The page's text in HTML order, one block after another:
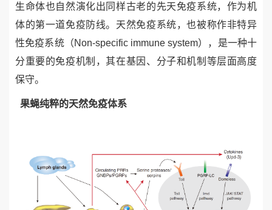
生命体也自然演化出同样古老的先天免疫系统，作为机
体的第一道免疫防线。天然免疫系统，也被称作非特异
性免疫系统（Non-specific immune system），是一种十
分重要的免疫机制，其在基因、分子和机制等层面高度
保守。
果蝇纯粹的天然免疫体系